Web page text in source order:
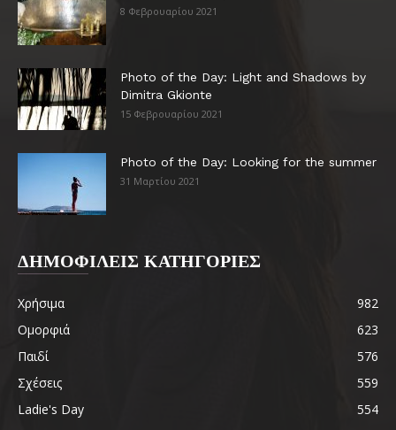
8 Φεβρουαρίου 2021
Photo of the Day: Light and Shadows by
Dimitra Gkionte
15 Φεβρουαρίου 2021
Photo of the Day: Looking for the summer
31 Μαρτίου 2021
ΔΗΜΟΦΙΛΕΙΣ ΚΑΤΗΓΟΡΙΕΣ
Χρήσιμα
982
Ομορφιά
623
Παιδί
576
Σχέσεις
559
Ladie's Day
554